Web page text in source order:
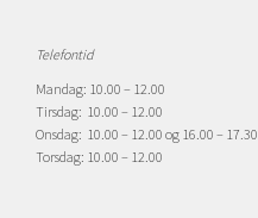
Telefontid
Mandag: 10.00 – 12.00
Tirsdag: 10.00 – 12.00
Onsdag: 10.00 – 12.00 og 16.00 – 17.30
Torsdag: 10.00 – 12.00